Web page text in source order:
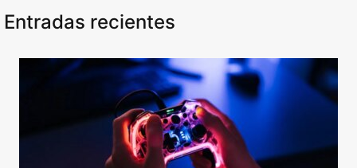
Entradas recientes